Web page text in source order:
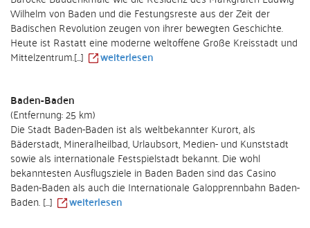
Wilhelm von Baden und die Festungsreste aus der Zeit der
Badischen Revolution zeugen von ihrer bewegten Geschichte.
Heute ist Rastatt eine moderne weltoffene Große Kreisstadt und
Mittelzentrum.[...]
weiterlesen
Baden-Baden
(Entfernung: 25 km)
Die Stadt Baden-Baden ist als weltbekannter Kurort, als
Bäderstadt, Mineralheilbad, Urlaubsort, Medien- und Kunststadt
sowie als internationale Festspielstadt bekannt. Die wohl
bekanntesten Ausflugsziele in Baden Baden sind das Casino
Baden-Baden als auch die Internationale Galopprennbahn Baden-
Baden. [...]
weiterlesen